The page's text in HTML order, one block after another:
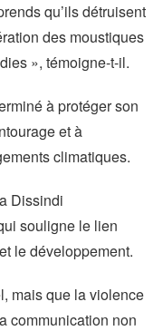
qu’ils détruisent
des moustiques
», témoigne-t-il.
à protéger son
et à
climatiques.
Dissindi
souligne le lien
le développement.
mais que la violence
communication non